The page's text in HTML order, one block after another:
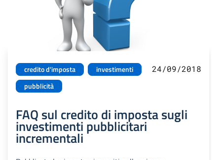
credito d'imposta
investimenti
pubblicità
24/09/2018
FAQ sul credito di imposta sugli
investimenti pubblicitari
incrementali